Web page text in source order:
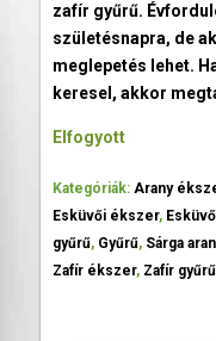
zafír gyűrű.
születésnapra, de
meglepetés lehet.
keresel, akkor
Elfogyott
Kategóriák: Arany
Esküvői ékszer,
gyűrű, Gyűrű, Sárga
Zafír ékszer, Zafír gyűrű